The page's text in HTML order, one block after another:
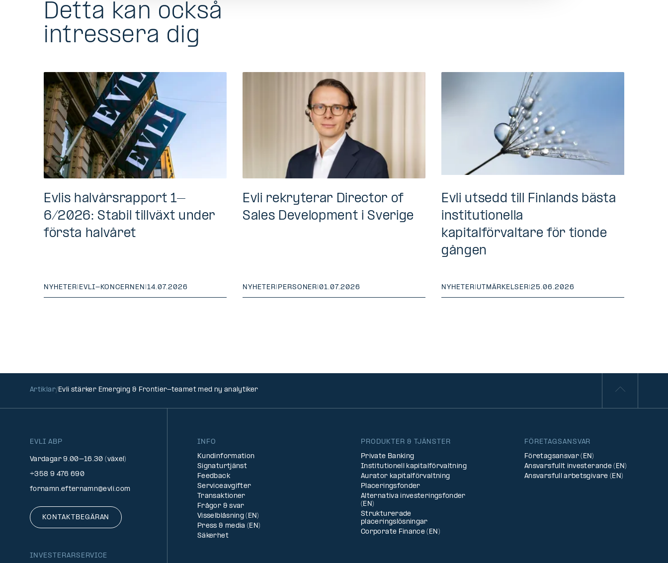
Detta kan också
intressera dig
Evlis halvårsrapport 1–
6/2026: Stabil tillväxt under
första halvåret
NYHETER| EVLI-KONCERNEN |14.07.2026
Evli rekryterar Director of
Sales Development i Sverige
NYHETER| PERSONER|01.07.2026
Evli utsedd till Finlands bästa
institutionella
kapitalförvaltare för tionde
gången
NYHETER| UTMÄRKELSER|25.06.2026
Artiklar Evli stärker Emerging & Frontier-teamet med ny analytiker
EVLI ABP
Vardagar 9.00–16.30 (växel)
+358 9 476 690
fornamn.efternamn@evli.com
KONTAKTBEGÄRAN
INVESTERARSERVICE
INFO
Kundinformation
Signaturtjänst
Feedback
Serviceavgifter
Transaktioner
Frågor & svar
Visselblåsning (EN)
Press & media (EN)
Säkerhet
PRODUKTER & TJÄNSTER
Private Banking
Institutionell kapitalförvaltning
Aurator kapitalförvaltning
Placeringsfonder
Alternativa investeringsfonder
(EN)
Strukturerade
placeringslösningar
Corporate Finance (EN)
FÖRETAGSANSVAR
Företagsansvar (EN)
Ansvarsfullt investerande (EN)
Ansvarsfull arbetsgivare (EN)